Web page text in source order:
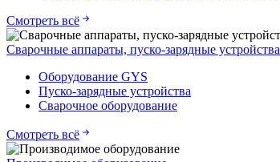
Смотреть всё
Сварочные аппараты, пуско-зарядные устройства
Оборудование GYS
Пуско-зарядные устройства
Сварочное оборудование
Смотреть всё